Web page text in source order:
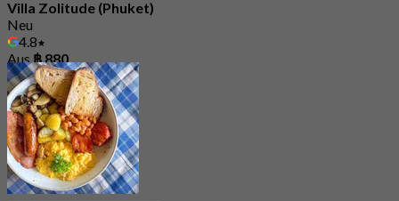
Villa Zolitude (Phuket)
Neu
4.8
Aus฿ 880